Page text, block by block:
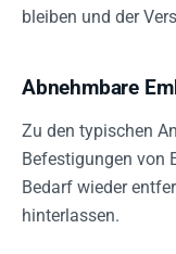
bleiben und der
Abnehmbare
Zu den typischen
Befestigungen von
Bedarf wieder
hinterlassen.